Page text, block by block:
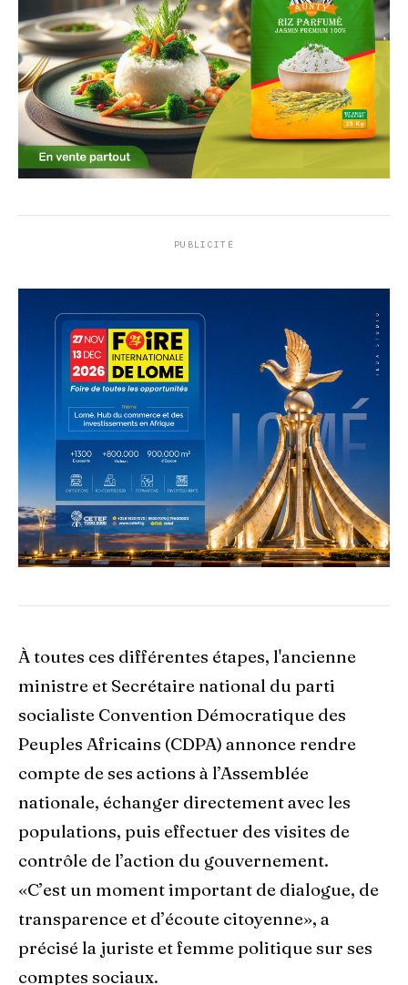
PUBLICITÉ
À toutes ces différentes étapes, l'ancienne
ministre et Secrétaire national du parti
socialiste Convention Démocratique des
Peuples Africains (CDPA) annonce rendre
compte de ses actions à l’Assemblée
nationale, échanger directement avec les
populations, puis effectuer des visites de
contrôle de l’action du gouvernement.
«C’est un moment important de dialogue, de
transparence et d’écoute citoyenne», a
précisé la juriste et femme politique sur ses
comptes sociaux.